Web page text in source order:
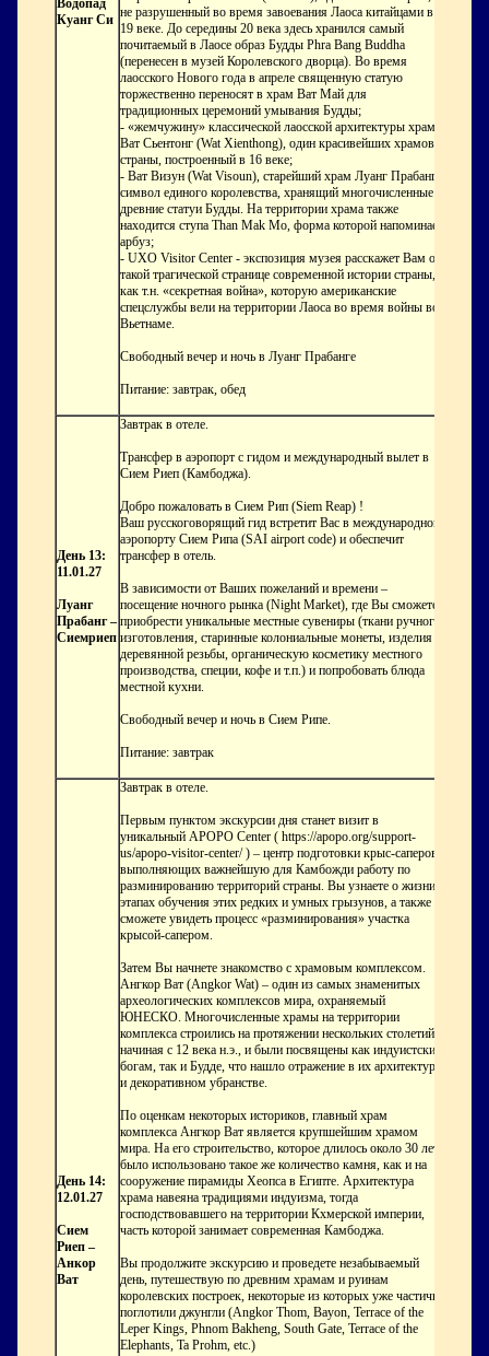
Водопад
Куанг Си не разрушенный во время завоевания Лаоса китайцами в
19 веке. До середины 20 века здесь хранился самый
почитаемый в Лаосе образ Будды Phra Bang Buddha
(перенесен в музей Королевского дворца). Во время
лаосского Нового года в апреле священную статую
торжественно переносят в храм Ват Май для
традиционных церемоний умывания Будды;
- «жемчужину» классической лаосской архитектуры храм
Ват Сьентонг (Wat Xienthong), один красивейших храмов
страны, построенный в 16 веке;
- Ват Визун (Wat Visoun), старейший храм Луанг Прабанга,
символ единого королевства, хранящий многочисленные
древние статуи Будды. На территории храма также
находится ступа Than Mak Мо, форма которой напоминает
арбуз;
- UXO Visitor Center - экспозиция музея расскажет Вам о
такой трагической странице современной истории страны,
как т.н. «секретная война», которую американские
спецслужбы вели на территории Лаоса во время войны во
Вьетнаме.
Свободный вечер и ночь в Луанг Прабанге
Питание: завтрак, обед
День 13:
11.01.27
Луанг
Прабанг –
Сиемриеп
Завтрак в отеле.
Трансфер в аэропорт с гидом и международный вылет в
Сием Риеп (Камбоджа).
Добро пожаловать в Сием Рип (Siem Reap) !
Ваш русскоговорящий гид встретит Вас в международном
аэропорту Сием Рипа (SAI airport code) и обеспечит
трансфер в отель.
В зависимости от Ваших пожеланий и времени –
посещение ночного рынка (Night Market), где Вы сможете
приобрести уникальные местные сувениры (ткани ручного
изготовления, старинные колониальные монеты, изделия
деревянной резьбы, органическую косметику местного
производства, специи, кофе и т.п.) и попробовать блюда
местной кухни.
Свободный вечер и ночь в Сием Рипе.
Питание: завтрак
День 14:
12.01.27
Сием
Риеп –
Анкор
Ват
Завтрак в отеле.
Первым пунктом экскурсии дня станет визит в
уникальный APOPO Center ( https://apopo.org/support-
us/apopo-visitor-center/ ) – центр подготовки крыс-саперов,
выполняющих важнейшую для Камбожди работу по
разминированию территорий страны. Вы узнаете о жизни и
этапах обучения этих редких и умных грызунов, а также
сможете увидеть процесс «разминирования» участка
крысой-сапером.
Затем Вы начнете знакомство с храмовым комплексом.
Ангкор Ват (Angkor Wat) – один из самых знаменитых
археологических комплексов мира, охраняемый
ЮНЕСКО. Многочисленные храмы на территории
комплекса строились на протяжении нескольких столетий,
начиная с 12 века н.э., и были посвящены как индуистским
богам, так и Будде, что нашло отражение в их архитектуре
и декоративном убранстве.
По оценкам некоторых историков, главный храм
комплекса Ангкор Ват является крупшейшим храмом
мира. На его строительство, которое длилось около 30 лет,
было использовано такое же количество камня, как и на
сооружение пирамиды Хеопса в Египте. Архитектура
храма навеяна традициями индуизма, тогда
господствовавшего на территории Кхмерской империи,
часть которой занимает современная Камбоджа.
Вы продолжите экскурсию и проведете незабываемый
день, путешествую по древним храмам и руинам
королевских построек, некоторые из которых уже частично
поглотили джунгли (Angkor Thom, Bayon, Terrace of the
Leper Kings, Phnom Bakheng, South Gate, Terrace of the
Elephants, Ta Prohm, etc.)